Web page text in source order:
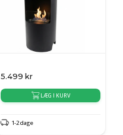
5.499 kr
LÆG I KURV
1-2 dage